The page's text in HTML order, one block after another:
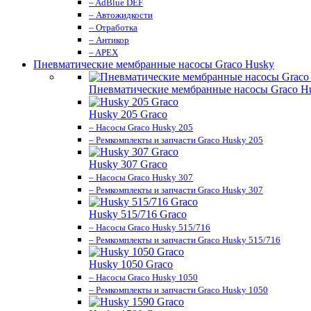
– AdBlue DEF
– Автожидкости
– Отработка
– Антикор
– APEX
Пневматические мембранные насосы Graco Husky
Пневматические мембранные насосы Graco
Husky 205 Graco
– Насосы Graco Husky 205
– Ремкомплекты и запчасти Graco Husky 205
Husky 307 Graco
– Насосы Graco Husky 307
– Ремкомплекты и запчасти Graco Husky 307
Husky 515/716 Graco
– Насосы Graco Husky 515/716
– Ремкомплекты и запчасти Graco Husky 515/716
Husky 1050 Graco
– Насосы Graco Husky 1050
– Ремкомплекты и запчасти Graco Husky 1050